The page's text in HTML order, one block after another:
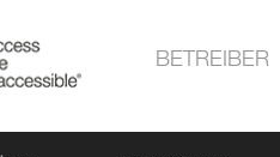
BETREIBER